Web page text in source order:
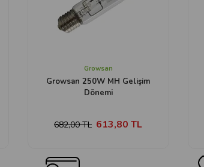
Growsan
Growsan 250W MH Gelişim
Dönemi
613,80 TL
682,00 TL